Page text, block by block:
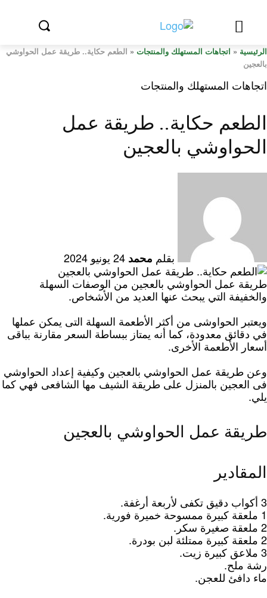
الرئيسية « اتجاهات المستهلك والمنتجات « الطعم حكاية.. طريقة عمل الحواوشي
بالعجين
اتجاهات المستهلك والمنتجات
الطعم حكاية.. طريقة عمل
الحواوشي بالعجين
بقلم محمد 24 يونيو 2024
طريقة عمل الحواوشي بالعجين من الوصفات السهلة
والخفيفة التي يبحث عنها العديد من الأشخاص.
ويعتبر الحواوشى من أكثر الأطعمة السهلة التى يمكن عملها
في دقائق معدودة، كما أنه يمتاز ببساطة السعر مقارنة بباقى
أسعار الأطعمة الأخرى.
وعن طريقة عمل الحواوشي بالعجين وكيفية إعداد الحواوشي
فى العجين بالمنزل على طريقة الشيف مها الشافعى فهي كما
يلي.
طريقة عمل الحواوشي بالعجين
المقادير
3 أكواب دقيق تكفى لأربعة أرغفة.
1 ملعقة كبيرة ممسوحة خميرة فورية.
2 ملعقة صغيرة سكر.
2 ملعقة كبيرة ممتلئة لبن بودرة.
3 ملاعق كبيرة زيت.
رشة ملح.
ماء دافئ للعجن.